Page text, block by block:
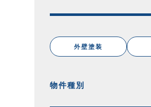
外壁塗装
物件種別